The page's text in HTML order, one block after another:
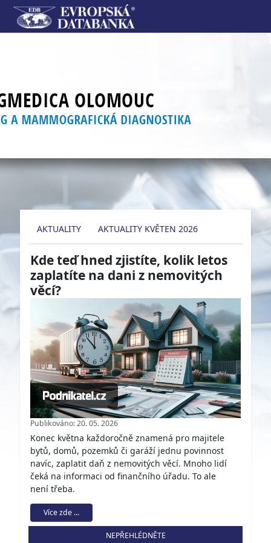
AKTUALITY AKTUALITY KVĚTEN 2026
Kde teď hned zjistíte, kolik letos
zaplatíte na dani z nemovitých
věcí?
Publikováno: 20. 05. 2026
Konec května každoročně znamená pro majitele
bytů, domů, pozemků či garáží jednu povinnost
navíc, zaplatit daň z nemovitých věcí. Mnoho lidí
čeká na informaci od finančního úřadu. To ale
není třeba.
Více zde ...
NEPŘEHLÉDNĚTE